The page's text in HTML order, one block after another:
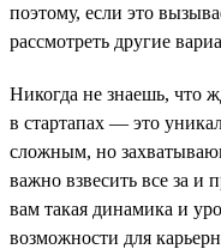
поэтому, если это
рассмотреть другие
Никогда не знаешь, что
в стартапах — это
сложным, но
важно взвесить все за и
вам такая динамика и
возможности для